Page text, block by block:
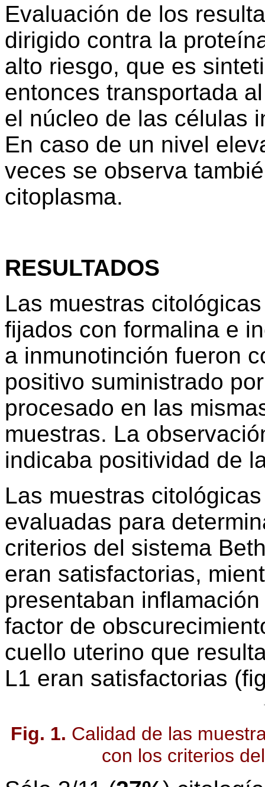
Evaluación de los
dirigido contra la
alto riesgo, que es
entonces transportada
el núcleo de las células
En caso de un nivel
veces se observa
citoplasma.
RESULTADOS
Las muestras
fijados con formalina e
a inmunotinción fueron
positivo suministrado
procesado en las
muestras. La
indicaba positividad de
Las muestras
evaluadas para
criterios del sistema
eran satisfactorias,
presentaban
factor de
cuello uterino que
L1 eran satisfactorias
Fig. 1. Calidad de las
con los criterios